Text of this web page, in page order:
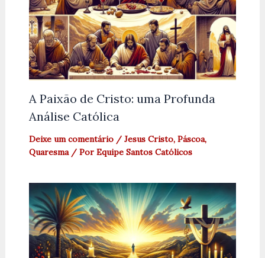
A Paixão de Cristo: uma Profunda
Análise Católica
Deixe um comentário / Jesus Cristo, Páscoa,
Quaresma/ Por Equipe Santos Católicos